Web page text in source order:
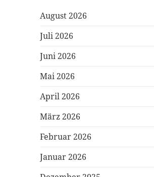
August 2026
Juli 2026
Juni 2026
Mai 2026
April 2026
März 2026
Februar 2026
Januar 2026